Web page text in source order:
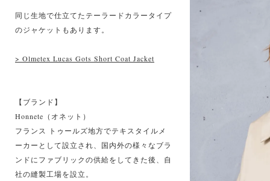
同じ生地で仕立てたテーラードカラータイプ
のジャケットもあります。
> Olmetex Lucas Gots Short Coat Jacket
【ブランド】
Honnete（オネット）
フランス トゥールズ地方でテキスタイルメ
ーカーとして設立され、国内外の様々なブラ
ンドにファブリックの供給をしてきた後、自
社の縫製工場を設立。